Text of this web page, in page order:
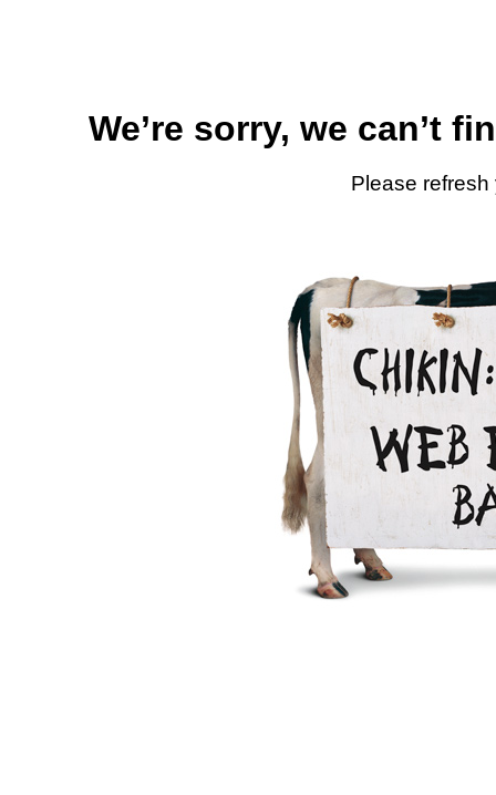
We’re sorry, we can’t
Please refresh